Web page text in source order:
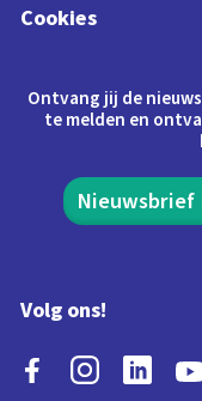
Cookies
Ontvang jij de
te melden en
Nieuwsbrief
Volg ons!